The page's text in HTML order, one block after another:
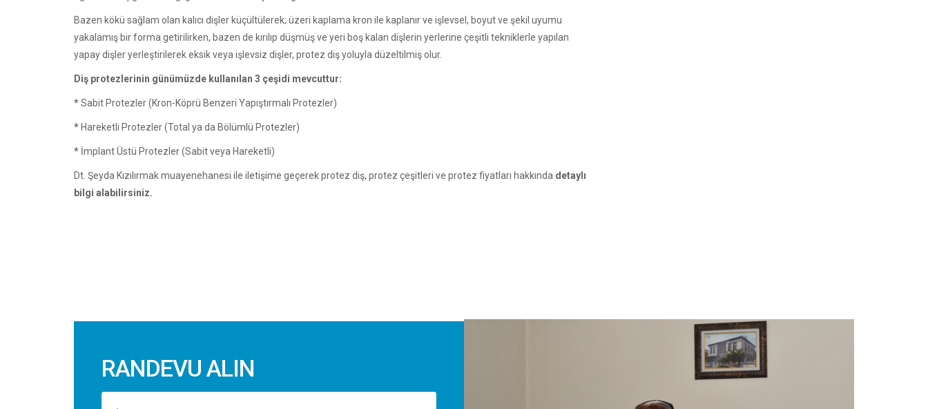
Bazen kökü sağlam olan kalıcı dişler küçültülerek; üzeri kaplama kron ile kaplanır ve işlevsel, boyut ve şekil uyumu
yakalamış bir forma getirilirken, bazen de kırılıp düşmüş ve yeri boş kalan dişlerin yerlerine çeşitli tekniklerle yapılan
yapay dişler yerleştirilerek eksik veya işlevsiz dişler, protez diş yoluyla düzeltilmiş olur.
Diş protezlerinin günümüzde kullanılan 3 çeşidi mevcuttur:
*Sabit Protezler (Kron-Köprü Benzeri Yapıştırmalı Protezler)
* Hareketli Protezler (Total ya da Bölümlü Protezler)
* İmplant Üstü Protezler (Sabit veya Hareketli)
Dt. Şeyda Kızılırmak muayenehanesi ile iletişime geçerek protez diş, protez çeşitleri ve protez fiyatları hakkında detaylı
bilgi alabilirsiniz.
RANDEVU ALIN